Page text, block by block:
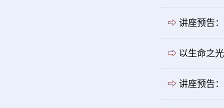
⇨ 讲座预告
⇨ 以生命之
⇨ 讲座预告